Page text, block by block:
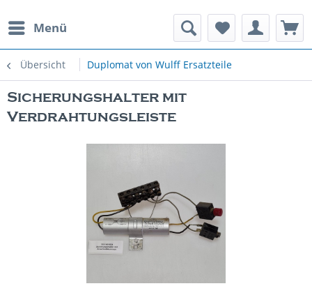
Menü
Übersicht Duplomat von Wulff Ersatzteile
Spielautomaten
Sicherungshalter mit
Verdrahtungsleiste